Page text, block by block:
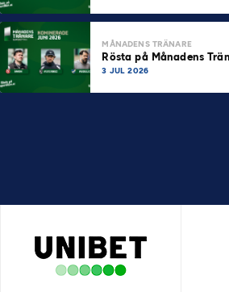
MÅNADENS TRÄNARE
Rösta på Månadens
3 JUL 2026